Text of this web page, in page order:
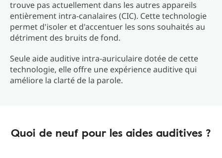
trouve pas actuellement dans les autres appareils
entièrement intra-canalaires (CIC). Cette technologie
permet d'isoler et d'accentuer les sons souhaités au
détriment des bruits de fond.
Seule aide auditive intra-auriculaire dotée de cette
technologie, elle offre une expérience auditive qui
améliore la clarté de la parole.
Quoi de neuf pour les aides auditives ?